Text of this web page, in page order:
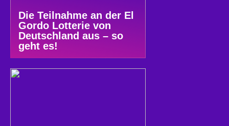
Die Teilnahme an der El
Gordo Lotterie von
Deutschland aus – so
geht es!